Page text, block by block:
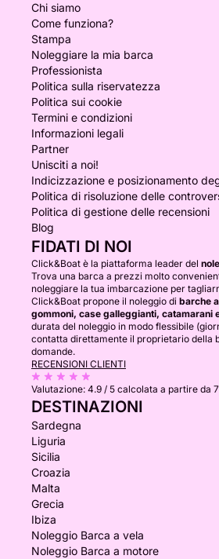
Chi siamo
Come funziona?
Stampa
Noleggiare la mia barca
Professionista
Politica sulla riservatezza
Politica sui cookie
Termini e condizioni
Informazioni legali
Partner
Unisciti a noi!
Indicizzazione e posizionamento
Politica di risoluzione delle
Politica di gestione delle recensioni
Blog
FIDATI DI NOI
Click&Boat è la piattaforma leader del
Trova una barca a prezzi molto
noleggiare la tua imbarcazione per
Click&Boat propone il noleggio di barche
gommoni, case galleggianti, catamarani
durata del noleggio in modo flessibile
contatta direttamente il proprietario della
domande.
RECENSIONI CLIENTI
Valutazione: 4.9 / 5 calcolata a partire da
DESTINAZIONI
Sardegna
Liguria
Sicilia
Croazia
Malta
Grecia
Ibiza
Noleggio Barca a vela
Noleggio Barca a motore